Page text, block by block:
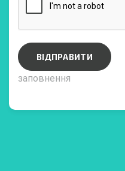
ВІДПРАВИТИ
заповнення